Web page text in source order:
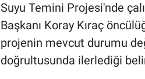
Suyu Temini Projesi'nde
Başkanı Koray Kıraç
projenin mevcut durumu
doğrultusunda ilerlediği